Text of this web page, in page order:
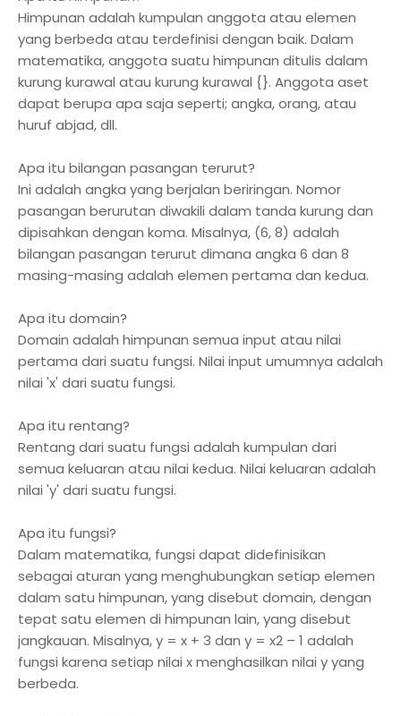
Himpunan adalah kumpulan anggota atau elemen
yang berbeda atau terdefinisi dengan baik. Dalam
matematika, anggota suatu himpunan ditulis dalam
kurung kurawal atau kurung kurawal {}. Anggota aset
dapat berupa apa saja seperti; angka, orang, atau
huruf abjad, dll.
Apa itu bilangan pasangan terurut?
Ini adalah angka yang berjalan beriringan. Nomor
pasangan berurutan diwakili dalam tanda kurung dan
dipisahkan dengan koma. Misalnya, (6, 8) adalah
bilangan pasangan terurut dimana angka 6 dan 8
masing-masing adalah elemen pertama dan kedua.
Apa itu domain?
Domain adalah himpunan semua input atau nilai
pertama dari suatu fungsi. Nilai input umumnya adalah
nilai 'x' dari suatu fungsi.
Apa itu rentang?
Rentang dari suatu fungsi adalah kumpulan dari
semua keluaran atau nilai kedua. Nilai keluaran adalah
nilai 'y' dari suatu fungsi.
Apa itu fungsi?
Dalam matematika, fungsi dapat didefinisikan
sebagai aturan yang menghubungkan setiap elemen
dalam satu himpunan, yang disebut domain, dengan
tepat satu elemen di himpunan lain, yang disebut
jangkauan. Misalnya, y = x + 3 dan y = x2 – 1 adalah
fungsi karena setiap nilai x menghasilkan nilai y yang
berbeda.